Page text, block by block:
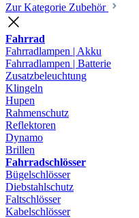
Zur Kategorie Zubehör
Fahrrad
Fahrradlampen | Akku
Fahrradlampen | Batterie
Zusatzbeleuchtung
Klingeln
Hupen
Rahmenschutz
Reflektoren
Dynamo
Brillen
Fahrradschlösser
Bügelschlösser
Diebstahlschutz
Faltschlösser
Kabelschlösser